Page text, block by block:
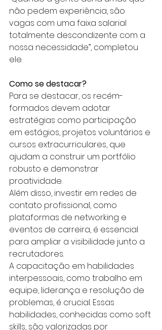
não pedem experiência, são
vagas com uma faixa salarial
totalmente descondizente com a
nossa necessidade”, completou
ele.
Como se destacar?
Para se destacar, os recém-
formados devem adotar
estratégias como participação
em estágios, projetos voluntários e
cursos extracurriculares, que
ajudam a construir um portfólio
robusto e demonstrar
proatividade.
Além disso, investir em redes de
contato profissional, como
plataformas de networking e
eventos de carreira, é essencial
para ampliar a visibilidade junto a
recrutadores.
A capacitação em habilidades
interpessoais, como trabalho em
equipe, liderança e resolução de
problemas, é crucial. Essas
habilidades, conhecidas como soft
skills, são valorizadas por